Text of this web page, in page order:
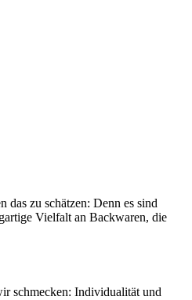
das zu schätzen: Denn es sind
Vielfalt an Backwaren, die
schmecken: Individualität und